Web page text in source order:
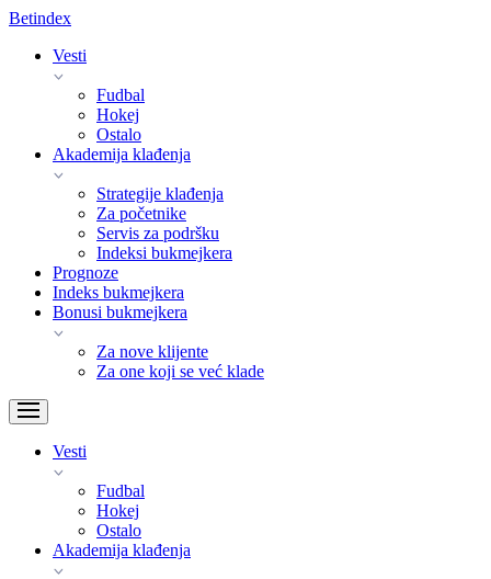
Betindex
Vesti
Fudbal
Hokej
Ostalo
Akademija klađenja
Strategije klađenja
Za početnike
Servis za podršku
Indeksi bukmejkera
Prognoze
Indeks bukmejkera
Bonusi bukmejkera
Za nove klijente
Za one koji se već klade
Vesti
Fudbal
Hokej
Ostalo
Akademija klađenja